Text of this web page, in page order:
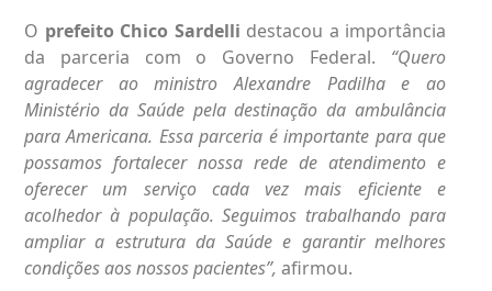
O prefeito Chico Sardelli destacou a importância
da parceria com o Governo Federal. “Quero
agradecer ao ministro Alexandre Padilha e ao
Ministério da Saúde pela destinação da ambulância
para Americana. Essa parceria é importante para que
possamos fortalecer nossa rede de atendimento e
oferecer um serviço cada vez mais eficiente e
acolhedor à população. Seguimos trabalhando para
ampliar a estrutura da Saúde e garantir melhores
condições aos nossos pacientes”, afirmou.